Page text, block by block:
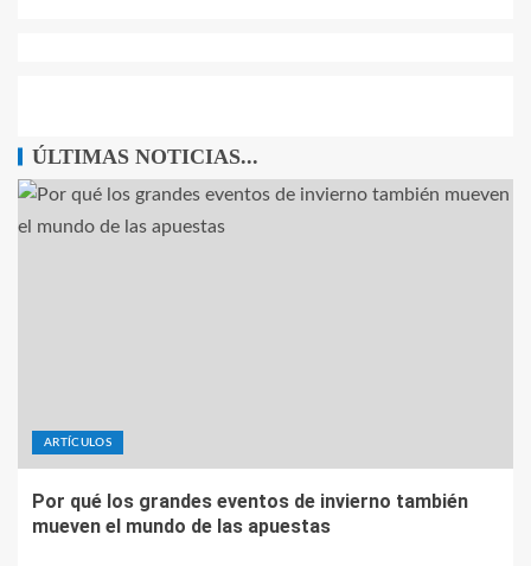
ÚLTIMAS NOTICIAS...
ARTÍCULOS
Por qué los grandes eventos de invierno también
mueven el mundo de las apuestas